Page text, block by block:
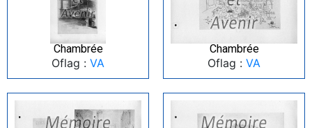
Chambrée
Oflag : VA
Chambrée
Oflag : VA